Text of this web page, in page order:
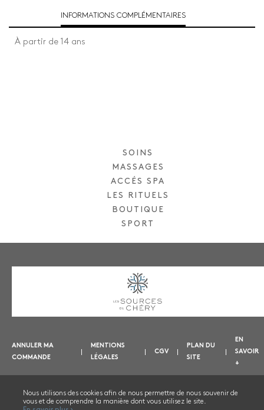
Nous utilisons des cookies afin de nous permettre de nous souvenir de
vous et de comprendre la manière dont vous utilisez le site.
INFORMATIONS COMPLÉMENTAIRES
À partir de 14 ans
SOINS
MASSAGES
ACCÉS SPA
LES RITUELS
BOUTIQUE
SPORT
ANNULER MA
COMMANDE
MENTIONS
LÉGALES
CGV
PLAN DU
SITE
EN
SAVOIR
+
NOUS CONTACTER